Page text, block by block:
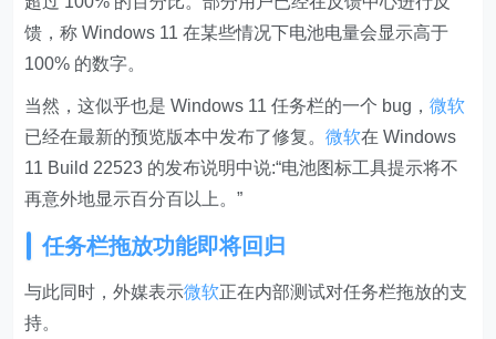
馈，称 Windows 11 在某些情况下电池电量会显示高于
100% 的数字。
当然，这似乎也是 Windows 11 任务栏的一个 bug，微软
已经在最新的预览版本中发布了修复。微软在 Windows
11 Build 22523 的发布说明中说:“电池图标工具提示将不
再意外地显示百分百以上。”
任务栏拖放功能即将回归
与此同时，外媒表示微软正在内部测试对任务栏拖放的支
持。